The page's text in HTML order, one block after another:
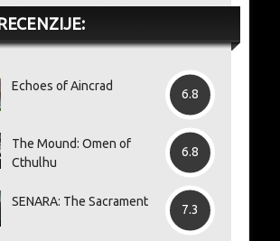
Echoes of Aincrad
6.8
The Mound: Omen of
Cthulhu
6.8
SENARA: The Sacrament
7.3